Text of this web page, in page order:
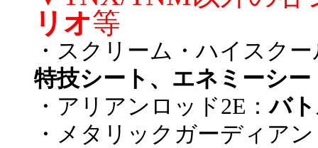
リオ等
・スクリーム・ハイスクー
特技シート、エネミーシ
・アリアンロッド2E：バ
・メタリックガーディア